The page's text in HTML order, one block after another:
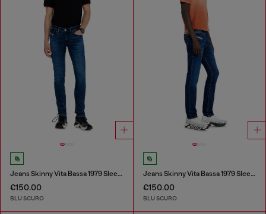
Jeans Skinny Vita Bassa 1979 Sleenker
€150.00
BLU SCURO
Jeans Skinny Vita Bassa 1979 Sleenker
€150.00
BLU SCURO